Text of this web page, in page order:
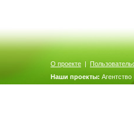
О проекте |
Наши проекты: